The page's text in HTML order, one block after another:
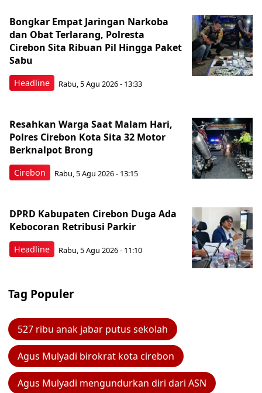
Headline
Bongkar Empat Jaringan Narkoba
dan Obat Terlarang, Polresta
Cirebon Sita Ribuan Pil Hingga Paket
Sabu
Rabu, 5 Agu 2026 - 13:33
Cirebon
Resahkan Warga Saat Malam Hari,
Polres Cirebon Kota Sita 32 Motor
Berknalpot Brong
Rabu, 5 Agu 2026 - 13:15
Headline
DPRD Kabupaten Cirebon Duga Ada
Kebocoran Retribusi Parkir
Rabu, 5 Agu 2026 - 11:10
Tag Populer
527 ribu anak jabar putus sekolah
Agus Mulyadi birokrat kota cirebon
Agus Mulyadi mengundurkan diri dari ASN